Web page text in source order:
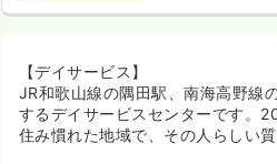
【デイサービス】
JR和歌山線の隅田駅、南海高野線
するデイサービスセンターです。
住み慣れた地域で、その人らしい